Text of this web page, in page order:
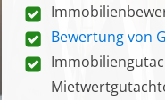
Bewertung von